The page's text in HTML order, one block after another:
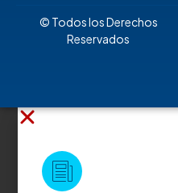
© Todos los Derechos
Reservados